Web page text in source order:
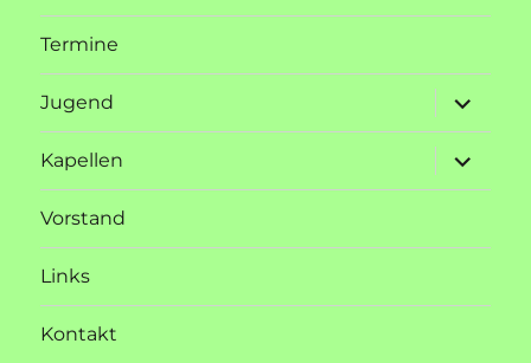
Termine
Jugend
öffnen
Kapellen
öffnen
Vorstand
Links
Kontakt